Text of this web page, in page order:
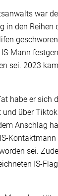
war
in den Reihen
Mann
sei. 2023
habe er sich
und über
Anschlag
sei.
IS-